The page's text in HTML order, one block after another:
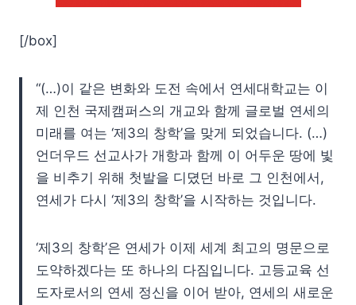
[/box]
“(…)이 같은 변화와 도전 속에서 연세대학교는 이
제 인천 국제캠퍼스의 개교와 함께 글로벌 연세의
미래를 여는 ‘제3의 창학’을 맞게 되었습니다. (…)
언더우드 선교사가 개항과 함께 이 어두운 땅에 빛
을 비추기 위해 첫발을 디뎠던 바로 그 인천에서,
연세가 다시 ‘제3의 창학’을 시작하는 것입니다.
‘제3의 창학’은 연세가 이제 세계 최고의 명문으로
도약하겠다는 또 하나의 다짐입니다. 고등교육 선
도자로서의 연세 정신을 이어 받아, 연세의 새로운